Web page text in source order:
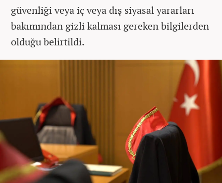
güvenliği veya iç veya dış siyasal yararları
bakımından gizli kalması gereken bilgilerden
olduğu belirtildi.